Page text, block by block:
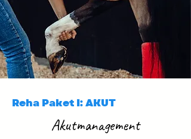
Reha Paket I: AKUT
Akutmanagement